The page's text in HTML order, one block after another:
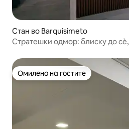
Стан во Barquisimeto
Стратешки одмор: блиску до
Омилено на гостите
Омилено на гостите